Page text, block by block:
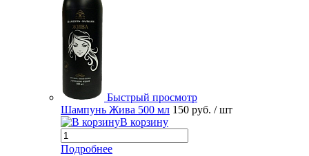
Быстрый просмотр
Шампунь Жива 500 мл 150 руб. / шт
В корзину
Подробнее